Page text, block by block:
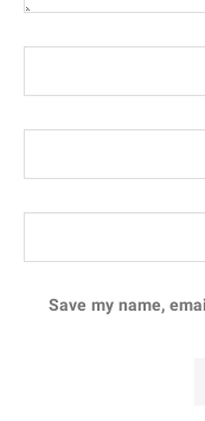
Save my name,